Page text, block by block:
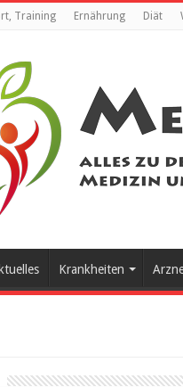
Training Ernährung Diät
Krankheiten